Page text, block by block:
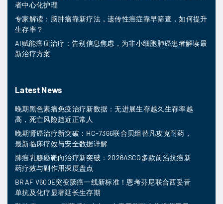
者中心化护理
专家解读：脑肿瘤靠新疗法，遗传性癌症靠早筛查，如何提升
生存率？
AI赋能癌症治疗：告别信息焦虑，为非小细胞肺癌患者解读最
新治疗方案
Latest News
晚期黑色素瘤免疫治疗新数据：无进展生存越久生存率越
高，死亡风险趋近正常人
晚期肾癌治疗新突破：HC-7366联合贝组替凡攻克耐药，
最新临床疗效与安全数据详解
肺癌乳腺癌靶向治疗新突破：2026ASCO多款前沿抗癌新
药疗效与副作用深度盘点
BRAF V600E突变肠癌一线新标准！恩考芬尼联合西妥昔
单抗及化疗显著延长生存期